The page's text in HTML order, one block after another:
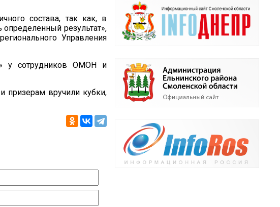
состава, так как, в
результат»,
Управления
у сотрудников ОМОН и
призерам вручили кубки,